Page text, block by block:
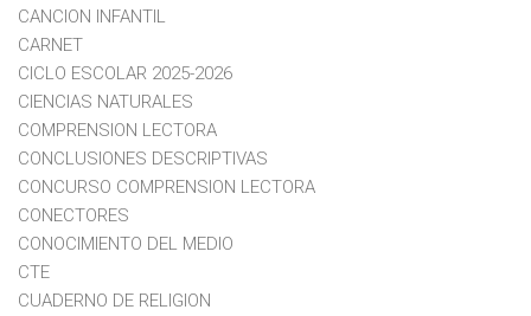
CANCION INFANTIL
CARNET
CICLO ESCOLAR 2025-2026
CIENCIAS NATURALES
COMPRENSION LECTORA
CONCLUSIONES DESCRIPTIVAS
CONCURSO COMPRENSION LECTORA
CONECTORES
CONOCIMIENTO DEL MEDIO
CTE
CUADERNO DE RELIGION